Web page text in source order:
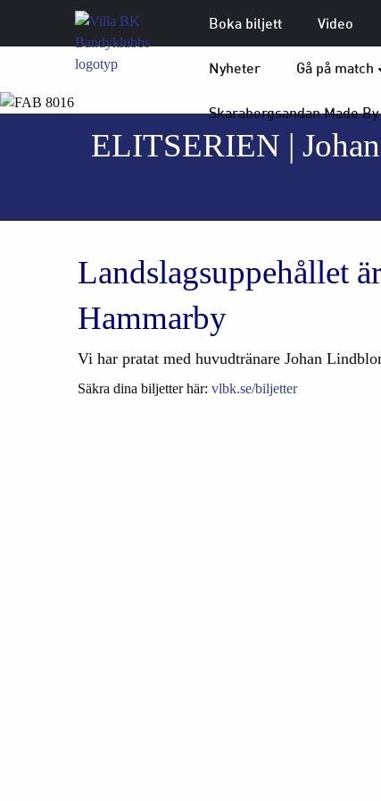
Boka biljett Video
Nyheter Gå på match
Skaraborgsandan Made
ELITSERIEN |
Landslagsuppehållet
Hammarby
Vi har pratat med huvudtränare Johan
Säkra dina biljetter här: vlbk.se/biljetter